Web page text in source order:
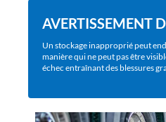
AVERTISSEMENT
Un stockage inapproprié peut
manière qui ne peut pas être
échec entraînant des blessures